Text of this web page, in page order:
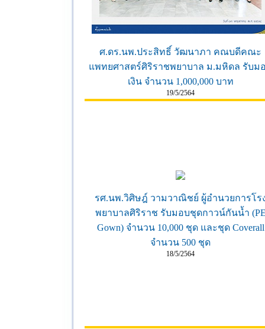
ศ.ดร.นพ.ประสิทธิ์ วัฒนาภา คณบดีคณะ
แพทยศาสตร์ศิริราชพยาบาล ม.มหิดล รับม
เงิน จำนวน 1,000,000 บาท
19/5/2564
รศ.นพ.วิศิษฎ์ วามวาณิชย์ ผู้อำนวยการโร
พยาบาลศิริราช รับมอบชุดกาวน์กันน้ำ
Gown) จำนวน 10,000 ชุด และชุด Coverall
จำนวน 500 ชุด
18/5/2564